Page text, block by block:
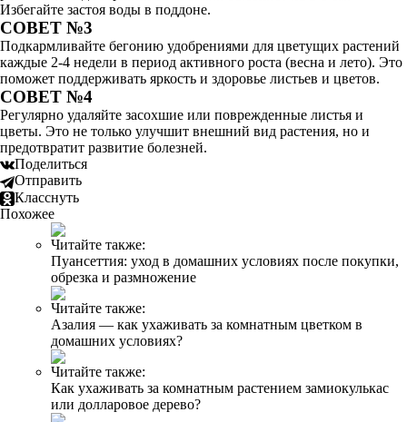
Избегайте застоя воды в поддоне.
СОВЕТ №3
Подкармливайте бегонию удобрениями для цветущих растений
каждые 2-4 недели в период активного роста (весна и лето). Это
поможет поддерживать яркость и здоровье листьев и цветов.
СОВЕТ №4
Регулярно удаляйте засохшие или поврежденные листья и
цветы. Это не только улучшит внешний вид растения, но и
предотвратит развитие болезней.
Поделиться
Отправить
Класснуть
Похожее
Читайте также:
Пуансеттия: уход в домашних условиях после покупки,
обрезка и размножение
Читайте также:
Азалия — как ухаживать за комнатным цветком в
домашних условиях?
Читайте также:
Как ухаживать за комнатным растением замиокулькас
или долларовое дерево?